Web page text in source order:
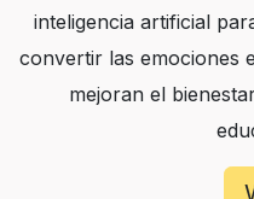
inteligencia artificial
convertir las emociones
mejoran el